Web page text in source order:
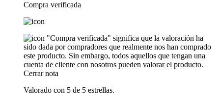
Compra verificada
"Compra verificada" significa que la valoración ha
sido dada por compradores que realmente nos han comprado
este producto. Sin embargo, todos aquellos que tengan una
cuenta de cliente con nosotros pueden valorar el producto.
Cerrar nota
Valorado con 5 de 5 estrellas.